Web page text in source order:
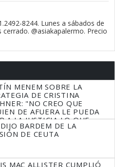
8244. Lunes a sábados de
@asiakapalermo. Precio
MENEM SOBRE LA
DE CRISTINA
"NO CREO QUE
DE AFUERA LE PUEDA
A LA JUSTICIA LO QUE
QUE HACER"
BARDEM DE LA
DE CEUTA
MAC ALLISTER CUMPLIÓ